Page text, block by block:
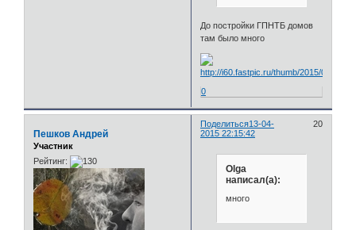
До постройки ГПНТБ домов
там было много
0
Поделиться 20
13-04-
2015 22:15:42
Пешков Андрей
Участник
Рейтинг:
Olga
написал(а):
много